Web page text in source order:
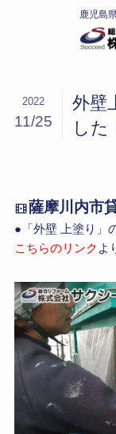
外壁
した
2022
11/25
薩摩川内市
●「外壁 上塗り」
こちらのリンク よ